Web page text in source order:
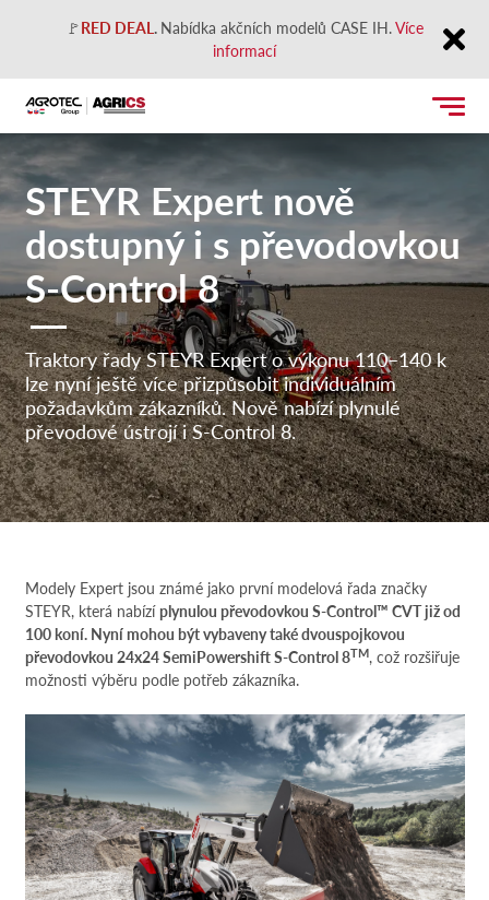
🚩RED DEAL. Nabídka akčních modelů CASE IH.Více
informací
Close
STEYR Expert nově
dostupný i s převodovkou
S-Control 8
Traktory řady STEYR Expert o výkonu 110–140 k
lze nyní ještě více přizpůsobit individuálním
požadavkům zákazníků. Nově nabízí plynulé
převodové ústrojí i S-Control 8.
Modely Expert jsou známé jako první modelová řada značky
STEYR, která nabízíplynulou převodovkou S-Control™ CVT již od
100 koní. Nyní mohou být vybaveny také dvouspojkovou
převodovkou 24x24 SemiPowershift S-Control 8TM, což rozšiřuje
možnosti výběru podle potřeb zákazníka.